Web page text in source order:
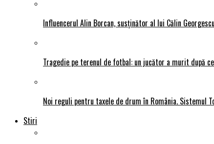
Influencerul Alin Borcan, susținător al lui Călin
Tragedie pe terenul de fotbal: un jucător a murit după
Noi reguli pentru taxele de drum în România. Sistemul
Stiri